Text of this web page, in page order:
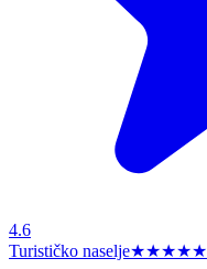
4.6
Turističko naselje★★★★★